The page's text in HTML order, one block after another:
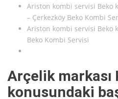
Ariston kombi servisi
– Çerkezköy Beko Kombi
Ariston kombi servisi Beko
Beko Kombi Servisi
Arçelik markası
konusundaki